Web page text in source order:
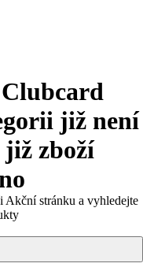
již není
již zboží
Akční stránku a vyhledejte